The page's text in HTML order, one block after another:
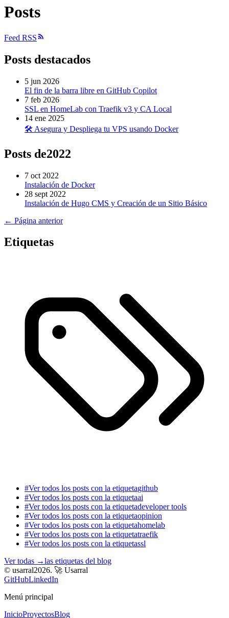
Posts
Feed RSS
Posts destacados
5 jun 2026
El fin de la barra libre en GitHub Copilot
7 feb 2026
SSL en HomeLab con Traefik v3 y CA Local
14 ene 2025
🛠️ Asegura y Despliega tu VPS usando Docker
Posts de2022
7 oct 2022
Instalación de Docker
28 sept 2022
Instalación de Hugo CMS y Creación de un Sitio Básico
← Página anterior
Etiquetas
#Ver todos los posts con la etiquetagithub
#Ver todos los posts con la etiquetaai
#Ver todos los posts con la etiquetadeveloper tools
#Ver todos los posts con la etiquetaopinion
#Ver todos los posts con la etiquetahomelab
#Ver todos los posts con la etiquetatraefik
#Ver todos los posts con la etiquetassl
Ver todas →las etiquetas del blog
© usarral2026. 🚀 Usarral
GitHubLinkedIn
Menú principal
InicioProyectosBlog